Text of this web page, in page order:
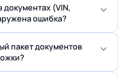
документах (VIN,
ошибка?
пакет документов